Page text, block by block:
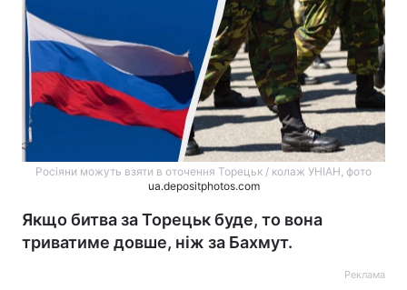
Росіяни можуть взяти в оточення Торецьк / колаж УНІАН, фото
ua.depositphotos.com
Якщо битва за Торецьк буде, то вона
триватиме довше, ніж за Бахмут.
Реклама